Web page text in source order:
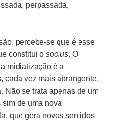
perpassada,
percebe-se que é esse
constitui osocius. O
midiatização é a
cada vez mais abrangente,
Não se trata apenas de um
de uma nova
que gera novos sentidos